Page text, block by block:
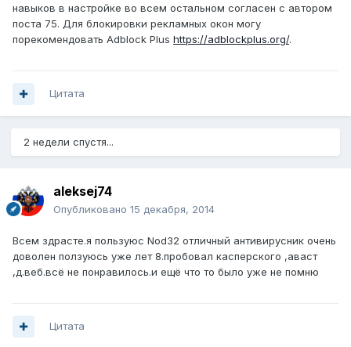
навыков в настройке во всем остальном согласен с автором
поста 75. Для блокировки рекламных окон могу
порекомендовать Adblock Plus https://adblockplus.org/.
Цитата
2 недели спустя...
aleksej74
Опубликовано 15 декабря, 2014
Всем здрасте.я пользуюс Nod32 отличный антивирусник очень
доволен ползуюсь уже лет 8.пробовал касперского ,аваст
,д.веб.всё не понравилось.и ещё что то было уже не помню
Цитата